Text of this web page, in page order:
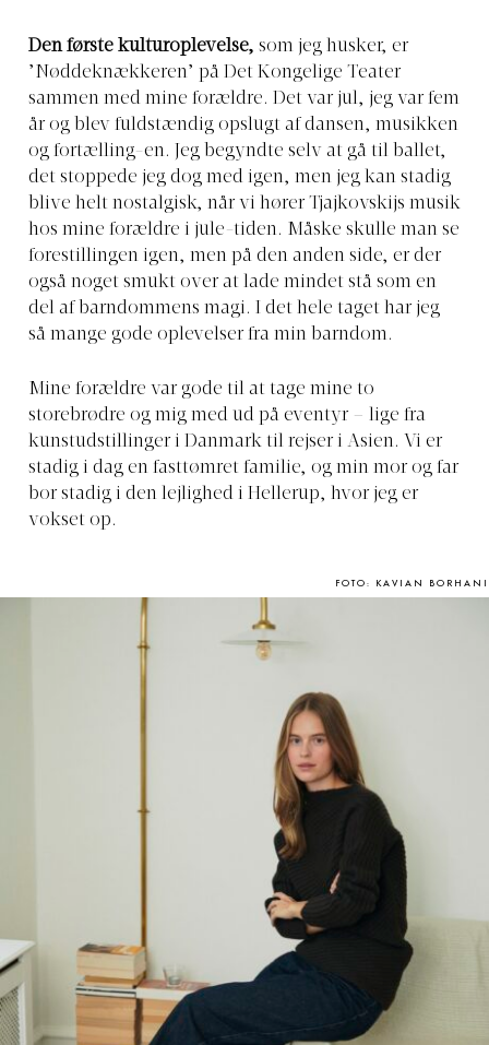
Den første kulturoplevelse, som jeg husker, er
’Nøddeknækkeren’ på Det Kongelige Teater
sammen med mine forældre. Det var jul, jeg var fem
år og blev fuldstændig opslugt af dansen, musikken
og fortælling-en. Jeg begyndte selv at gå til ballet,
det stoppede jeg dog med igen, men jeg kan stadig
blive helt nostalgisk, når vi hører Tjajkovskijs musik
hos mine forældre i jule-tiden. Måske skulle man se
forestillingen igen, men på den anden side, er der
også noget smukt over at lade mindet stå som en
del af barndommens magi. I det hele taget har jeg
så mange gode oplevelser fra min barndom.
Mine forældre var gode til at tage mine to
storebrødre og mig med ud på eventyr – lige fra
kunstudstillinger i Danmark til rejser i Asien. Vi er
stadig i dag en fasttømret familie, og min mor og far
bor stadig i den lejlighed i Hellerup, hvor jeg er
vokset op.
FOTO: KAVIAN BORHANI